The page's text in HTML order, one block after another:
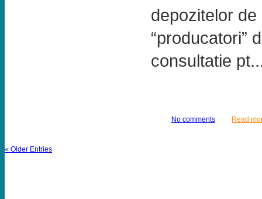
depozitelor
“producatori”
consultatie
No comments Read
« Older Entries